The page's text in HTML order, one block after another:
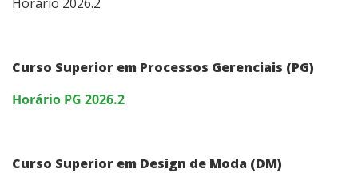
Representação Estudantil
Curso Superior em Processos Gerenciais (PG)
Horário PG 2026.2
Curso Superior em Design de Moda (DM)